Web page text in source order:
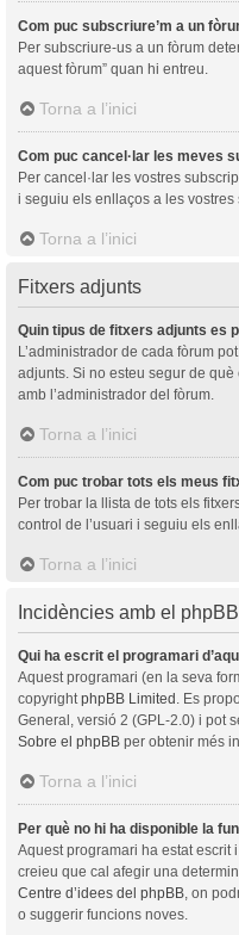
Com puc subscriure’m a un
Per subscriure-us a un fòrum
aquest fòrum” quan hi entreu.
Torna a l’inici
Com puc cancel·lar les meves
Per cancel·lar les vostres
i seguiu els enllaços a les vostres
Torna a l’inici
Fitxers adjunts
Quin tipus de fitxers adjunts es
L’administrador de cada fòrum
adjunts. Si no esteu segur de
amb l’administrador del fòrum.
Torna a l’inici
Com puc trobar tots els meus
Per trobar la llista de tots els
control de l’usuari i seguiu els
Torna a l’inici
Incidències amb el phpBB
Qui ha escrit el programari
Aquest programari (en la seva
copyright phpBB Limited . Es
General, versió 2 (GPL-2.0) i pot
Sobre el phpBB per obtenir més
Torna a l’inici
Per què no hi ha disponible la
Aquest programari ha estat escrit
creieu que cal afegir una
Centre d’idees del phpBB , on
o suggerir funcions noves.